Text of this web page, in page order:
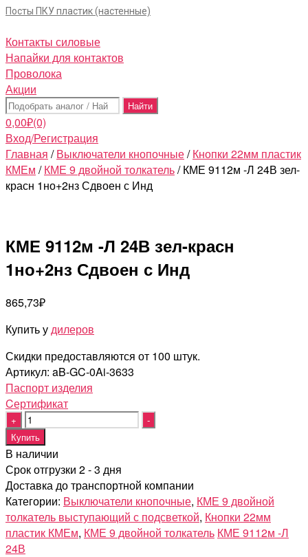
Посты ПКУ пластик (настенные)
Контакты силовые
Напайки для контактов
Проволока
Акции
Поиск:
0,00₽(0)
Вход/Регистрация
Главная /Выключатели кнопочные/Кнопки 22мм пластик
КМЕм /КМЕ 9 двойной толкатель/ КМЕ 9112м -Л 24В зел-
красн 1но+2нз Сдвоен с Инд
КМЕ 9112м -Л 24В зел-красн
1но+2нз Сдвоен с Инд
865,73₽
Купить удилеров
Скидки предоставляются от 100 штук.
Артикул: aB-GC-0Ai-3633
Паспорт изделия
Cертификат
Quantity
Купить
В наличии
Срок отгрузки 2 - 3 дня
Доставка до транспортной компании
Категории: Выключатели кнопочные, КМЕ 9 двойной
толкатель выступающий с подсветкой, Кнопки 22мм
пластик КМЕм, КМЕ 9 двойной толкатель КМЕ 9112м -Л
24В